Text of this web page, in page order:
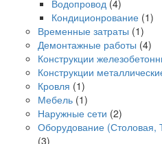
Водопровод (4)
Кондиционрование (1)
Временные затраты (1)
Демонтажные работы (4)
Конструкции
Конструкции
Кровля (1)
Мебель (1)
Наружные сети (2)
Оборудование (Столовая,
(3)